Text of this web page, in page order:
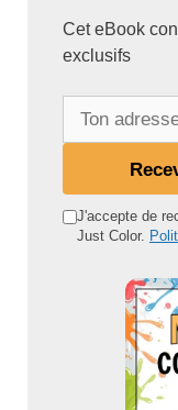
Cet eBook
exclusifs
d J'accepte de
Just Color.